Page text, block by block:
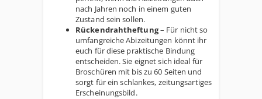
nach Jahren noch in einem guten
Zustand sein sollen.
Rückendrahtheftung– Für nicht so
umfangreiche Abizeitungen könnt ihr
euch für diese praktische Bindung
entscheiden. Sie eignet sich ideal für
Broschüren mit bis zu 60 Seiten und
sorgt für ein schlankes, zeitungsartiges
Erscheinungsbild.